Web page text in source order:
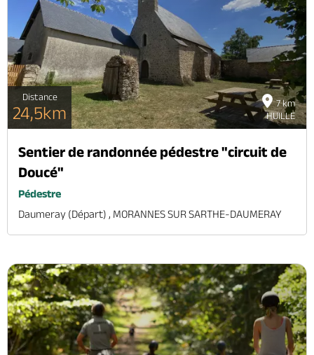
7 km
HUILLE
Distance
24,5km
Sentier de randonnée pédestre "circuit de
Doucé"
Pédestre
Daumeray (départ) , MORANNES SUR SARTHE-DAUMERAY